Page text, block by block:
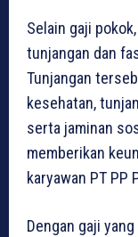
Selain gaji
tunjangan dan
Tunjangan
kesehatan,
serta jaminan
memberikan
karyawan PT PP
Dengan gaji